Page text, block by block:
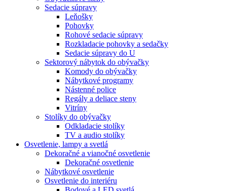
Sedacie súpravy
Leňošky
Pohovky
Rohové sedacie súpravy
Rozkladacie pohovky a sedačky
Sedacie súpravy do U
Sektorový nábytok do obývačky
Komody do obývačky
Nábytkové programy
Nástenné police
Regály a deliace steny
Vitríny
Stolíky do obývačky
Odkladacie stolíky
TV a audio stolíky
Osvetlenie, lampy a svetlá
Dekoračné a vianočné osvetlenie
Dekoračné osvetlenie
Nábytkové osvetlenie
Osvetlenie do interiéru